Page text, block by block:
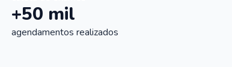
+50 mil
agendamentos realizados